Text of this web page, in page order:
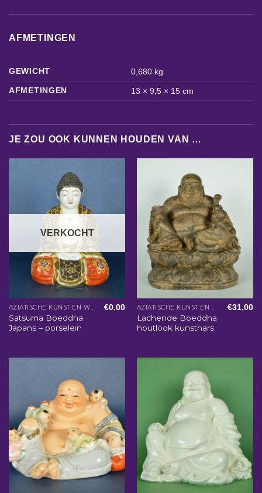
AFMETINGEN
GEWICHT
0,680 kg
AFMETINGEN
13 × 9,5 × 15 cm
JE ZOU OOK KUNNEN HOUDEN VAN …
VERKOCHT
AZIATISCHE KUNST EN WOONACCESSOIRES
Satsuma Boeddha
Japans – porselein
€0,00 AZIATISCHE KUNST EN WOONACCESSOIRES
Lachende Boeddha
houtlook kunsthars
€31,00